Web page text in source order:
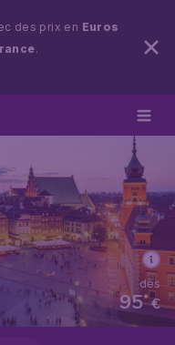
des prix en Euros
.
€
95*
dès